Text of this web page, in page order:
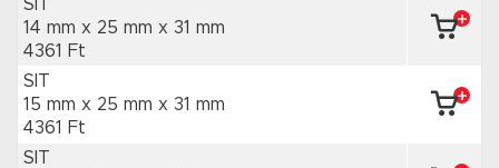
SIT
14 mm x 25 mm x 31 mm
4361 Ft
SIT
15 mm x 25 mm x 31 mm
4361 Ft
SIT